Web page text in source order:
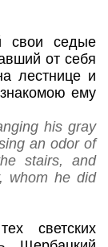
свои седые
от себя
лестнице и
ему
his gray
an odor of
stairs, and
whom he did
светских